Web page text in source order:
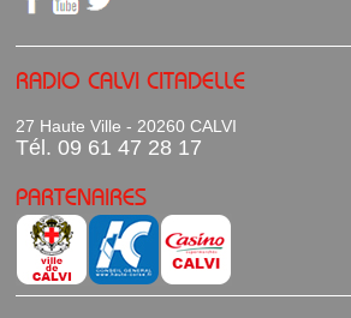
RADIO CALVI CITADELLE
27 Haute Ville - 20260 CALVI
Tél. 09 61 47 28 17
PARTENAIRES